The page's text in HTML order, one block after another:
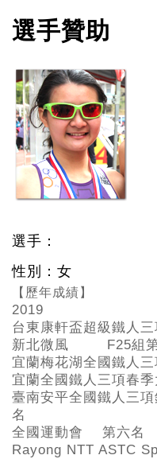
選手贊助
選手：
性別：女
【歷年成績】
2019
台東康軒盃超級鐵人
新北微風 F25組
宜蘭梅花湖全國鐵
宜蘭全國鐵人三項春
臺南安平全國鐵人三
名
全國運動會 第六名
Rayong NTT ASTC